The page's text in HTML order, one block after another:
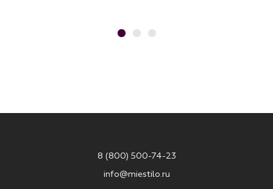
8 (800) 500-74-23
info@miestilo.ru